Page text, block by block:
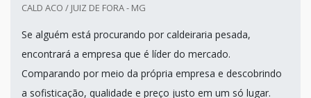
CALD ACO / JUIZ DE FORA - MG
Se alguém está procurando por caldeiraria pesada,
encontrará a empresa que é líder do mercado.
Comparando por meio da própria empresa e descobrindo
a sofisticação, qualidade e preço justo em um só lugar.